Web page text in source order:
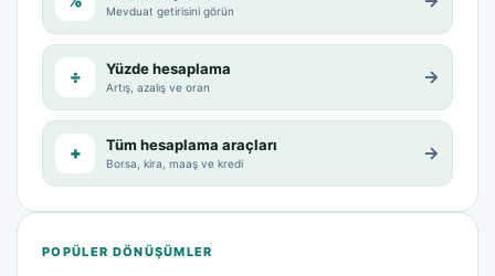
Mevduat getirisini görün
÷ Yüzde hesaplama
Artış, azalış ve oran →
+ Tüm hesaplama araçları
Borsa, kira, maaş ve kredi →
POPÜLER DÖNÜŞÜMLER